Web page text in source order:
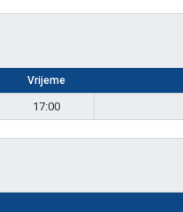
Vrijeme
17:00